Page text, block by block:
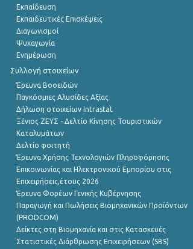
Εκπαίδευση
Εκπαιδευτικές Επισκέψεις
Διαγωνισμοί
Ψυχαγωγία
Ενημέρωση
Συλλογή στοιχείων
Έρευνα Βοοειδών
Παγκόσμιες Αλυσίδες Αξίας
Δήλωση στοιχείων Intrastat
Ξένιος ΖΕΥΣ - Δελτίο Κίνησης Τουριστικών
Καταλυμάτων
Δελτίο φοιτητή
Έρευνα Χρήσης Τεχνολογιών Πληροφόρησης
Επικοινωνίας και Ηλεκτρονικού Εμπορίου στις
Επιχειρήσεις,έτους 2026
Έρευνα Φορέων Γενικής Κυβέρνησης
Παραγωγή και Πωλήσεις Βιομηχανικών Προϊόντων
(PRODCOM)
Δείκτες στη Βιομηχανία και στις Κατασκευές
Στατιστικές Διάρθρωσης Επιχειρήσεων (SBS)